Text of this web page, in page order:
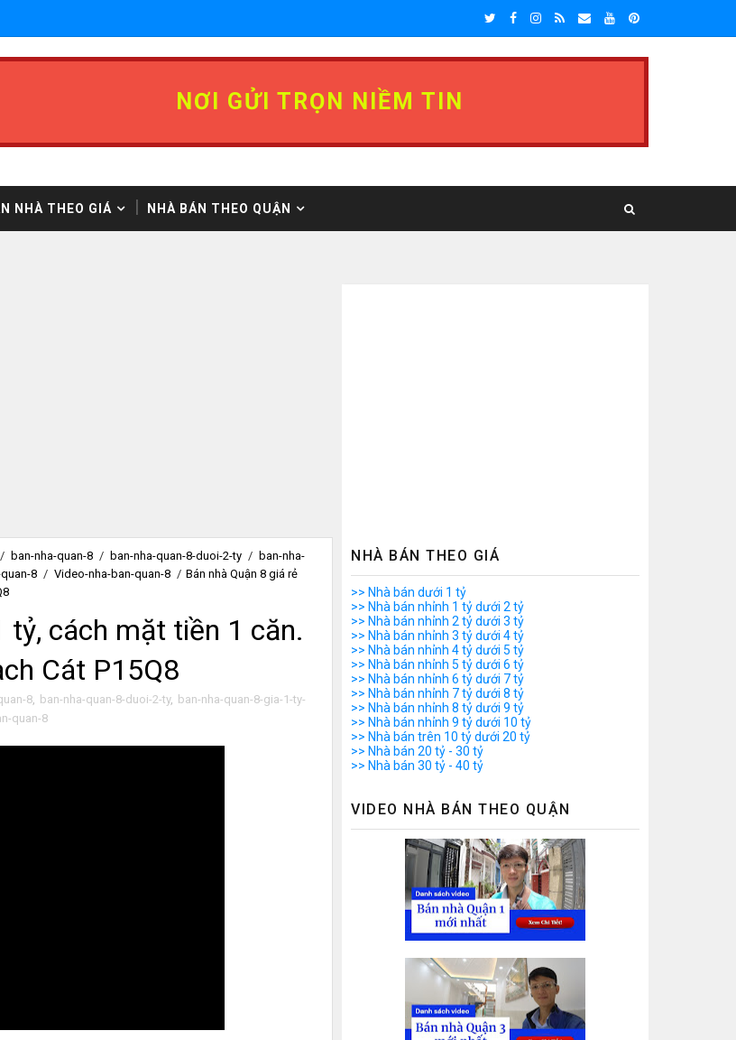
NƠI GỬI TRỌN NIỀM TIN
NHÀ THEO GIÁ NHÀ BÁN THEO QUẬN
/ ban-nha-quan-8 / ban-nha-quan-8-duoi-2-ty / ban-nha-
8 / Video-nha-ban-quan-8 / Bán nhà Quận 8 giá rẻ
tỷ, cách mặt tiền 1 căn.
Cát P15Q8
8, ban-nha-quan-8-duoi-2-ty, ban-nha-quan-8-gia-1-ty-
quan-8
NHÀ BÁN THEO GIÁ
>> Nhà bán dưới 1 tỷ
>> Nhà bán nhỉnh 1 tỷ dưới 2 tỷ
>> Nhà bán nhỉnh 2 tỷ dưới 3 tỷ
>> Nhà bán nhỉnh 3 tỷ dưới 4 tỷ
>> Nhà bán nhỉnh 4 tỷ dưới 5 tỷ
>> Nhà bán nhỉnh 5 tỷ dưới 6 tỷ
>> Nhà bán nhỉnh 6 tỷ dưới 7 tỷ
>> Nhà bán nhỉnh 7 tỷ dưới 8 tỷ
>> Nhà bán nhỉnh 8 tỷ dưới 9 tỷ
>> Nhà bán nhỉnh 9 tỷ dưới 10 tỷ
>> Nhà bán trên 10 tỷ dưới 20 tỷ
>> Nhà bán 20 tỷ - 30 tỷ
>> Nhà bán 30 tỷ - 40 tỷ
VIDEO NHÀ BÁN THEO QUẬN